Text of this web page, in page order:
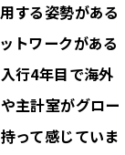
する姿勢がある
トワークがある
行4年目で海外
主計室がグロー
って感じていま